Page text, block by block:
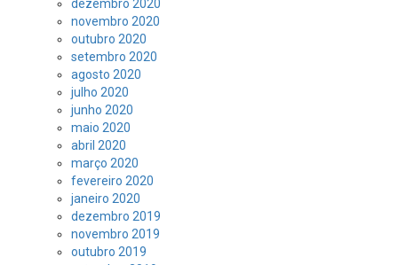
dezembro 2020
novembro 2020
outubro 2020
setembro 2020
agosto 2020
julho 2020
junho 2020
maio 2020
abril 2020
março 2020
fevereiro 2020
janeiro 2020
dezembro 2019
novembro 2019
outubro 2019